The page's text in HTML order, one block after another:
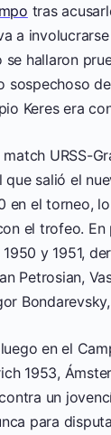
tras
a
hallaron
sospechoso
Keres era
URSS-
salió el
en el torneo,
el trofeo. En
y 1951,
Petrosian,
en el
1953,
un
para